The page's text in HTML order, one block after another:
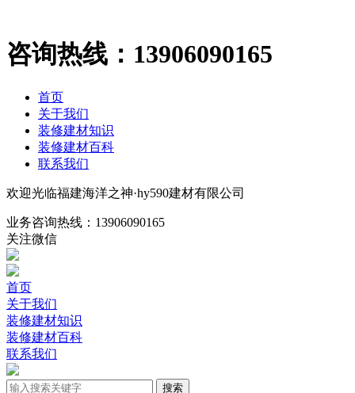
咨询热线： 13906090165
首页
关于我们
装修建材知识
装修建材百科
联系我们
欢迎光临福建海洋之神·hy590建材有限公司
业务咨询热线： 13906090165
关注微信
首页
关于我们
装修建材知识
装修建材百科
联系我们